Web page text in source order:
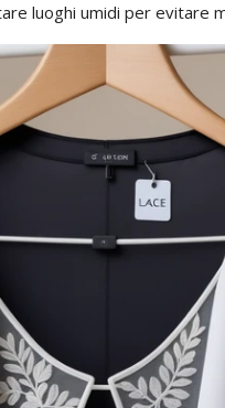
luoghi umidi per evitare